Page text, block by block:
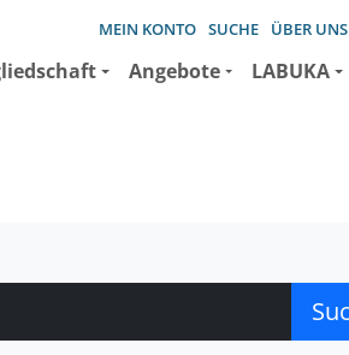
MEIN KONTO SUCHE ÜBER UNS
Angebote LABUKA